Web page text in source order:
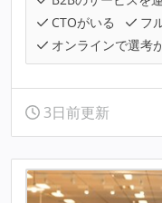
CTOがいる
フ
オンラインで選考
3日前更新